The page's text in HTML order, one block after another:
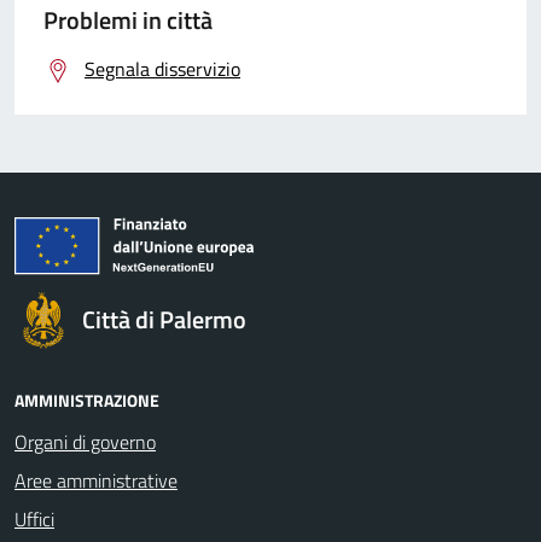
Problemi in città
Segnala disservizio
Città di Palermo
AMMINISTRAZIONE
Organi di governo
Aree amministrative
Uffici